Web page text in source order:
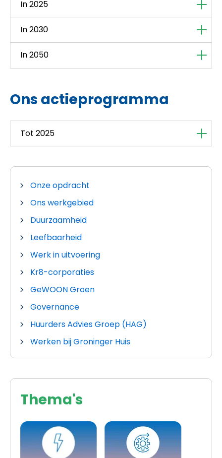
In 2025
In 2030
In 2050
Ons actieprogramma
Tot 2025
Onze opdracht
Ons werkgebied
Duurzaamheid
Leefbaarheid
Werk in uitvoering
Kr8-corporaties
GeWOON Groen
Governance
Huurders Advies Groep (HAG)
Werken bij Groninger Huis
Thema's